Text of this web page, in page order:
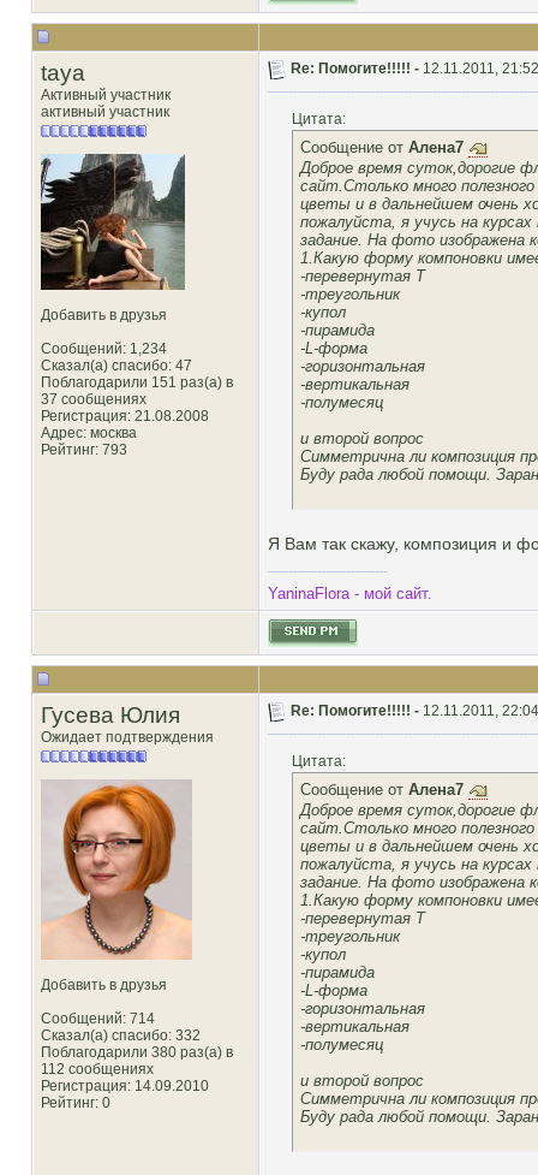
taya
Активный участник
активный участник
Добавить в друзья
Сообщений: 1,234
Сказал(а) спасибо: 47
Поблагодарили 151 раз(а) в
37 сообщениях
Регистрация: 21.08.2008
Адрес: москва
Рейтинг: 793
Re: Помогите!!!!! - 12.11.2011, 21:52
Цитата:
Сообщение от Алена7
Доброе время суток,дорогие
сайт.Столько много
цветы и в дальнейшем очень
пожалуйста, я учусь на
задание. На фото изображена
1.Какую форму компоновки
-перевернутая Т
-треугольник
-купол
-пирамида
-L-форма
-горизонтальная
-вертикальная
-полумесяц
и второй вопрос
Симметрична ли композиция
Буду рада любой помощи.
Я Вам так скажу, композиция и
YaninaFlora - мой сайт.
Гусева Юлия
Ожидает подтверждения
Добавить в друзья
Сообщений: 714
Сказал(а) спасибо: 332
Поблагодарили 380 раз(а) в
112 сообщениях
Регистрация: 14.09.2010
Рейтинг: 0
Re: Помогите!!!!! - 12.11.2011, 22:04
Цитата:
Сообщение от Алена7
Доброе время суток,дорогие
сайт.Столько много
цветы и в дальнейшем очень
пожалуйста, я учусь на
задание. На фото изображена
1.Какую форму компоновки
-перевернутая Т
-треугольник
-купол
-пирамида
-L-форма
-горизонтальная
-вертикальная
-полумесяц
и второй вопрос
Симметрична ли композиция
Буду рада любой помощи.